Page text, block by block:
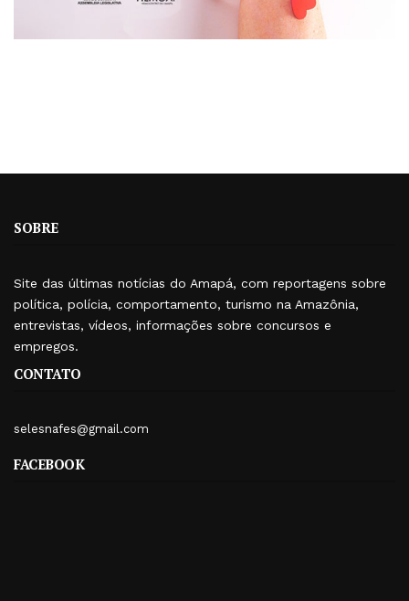
SOBRE
Site das últimas notícias do Amapá, com reportagens sobre
política, polícia, comportamento, turismo na Amazônia,
entrevistas, vídeos, informações sobre concursos e
empregos.
CONTATO
selesnafes@gmail.com
FACEBOOK